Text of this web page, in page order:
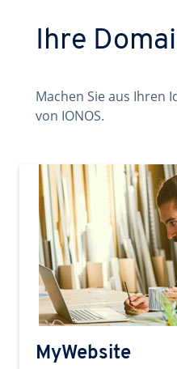
Ihre
Machen Sie aus Ihren
von IONOS.
MyWebsite